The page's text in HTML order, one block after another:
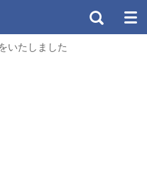
いたしました